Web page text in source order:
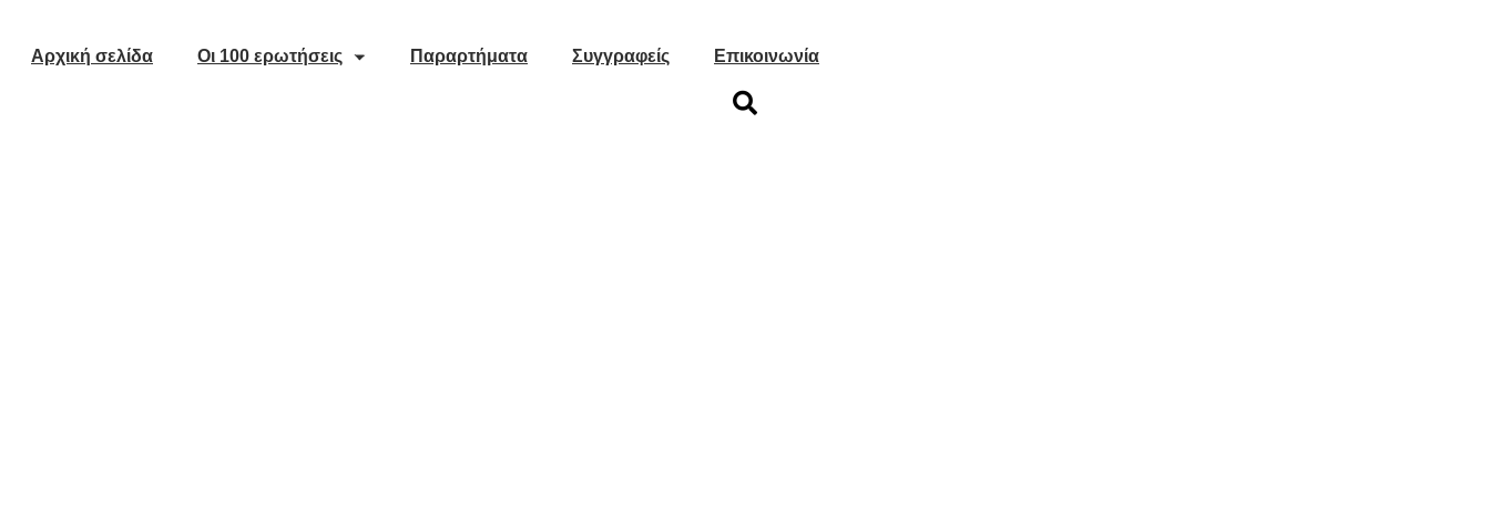
περιεχόμενο
Αρχική σελίδα Οι 100 ερωτήσεις Παραρτήματα Συγγραφείς Επικοινωνία